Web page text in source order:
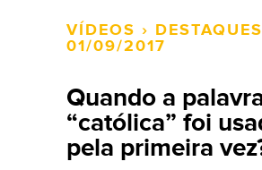
VÍDEOS › DESTAQUES
01/09/2017
Quando a
“católica” foi
pela primeira